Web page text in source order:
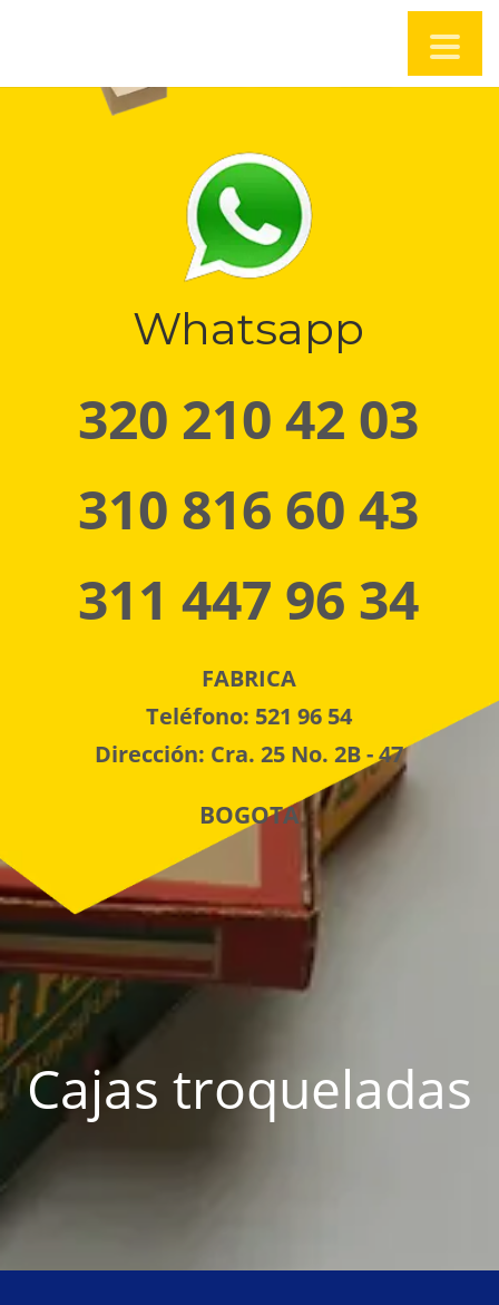
Whatsapp
320 210 42 03
310 816 60 43
311 447 96 34
FABRICA
Teléfono: 521 96 54
Dirección: Cra. 25 No. 2B - 47
BOGOTA
Cajas troqueladas